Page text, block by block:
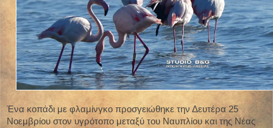
Ένα κοπάδι με φλαμίνγκο προσγειώθηκε την Δευτέρα 25
Νοεμβρίου στον υγρότοπο μεταξύ του Ναυπλίου και της Νέας